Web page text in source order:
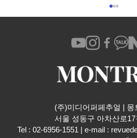
질주하는 말을 담아낸 론
(주)미디어퍼페추얼 | 몽
서울 성동구 아차산로17
Tel : 02-6956-1551 | e-mail :